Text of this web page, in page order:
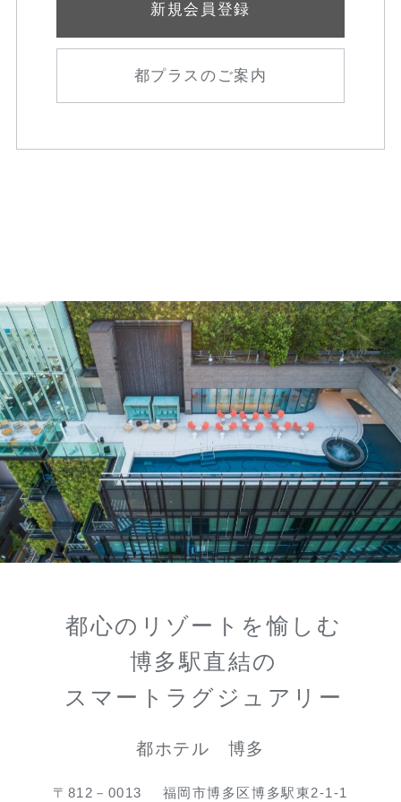
新規会員登録
都プラスのご案内
都心のリゾートを愉しむ
博多駅直結の
スマートラグジュアリー
都ホテル 博多
〒812－0013
福岡市博多区博多駅東2-1-1